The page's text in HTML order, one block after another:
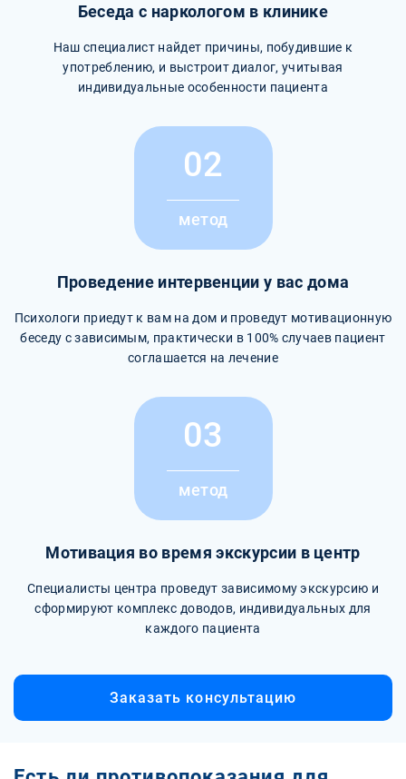
Беседа с наркологом в клинике
Наш специалист найдет причины, побудившие к
употреблению, и выстроит диалог, учитывая
индивидуальные особенности пациента
02
метод
Проведение интервенции у вас дома
Психологи приедут к вам на дом и проведут мотивационную
беседу с зависимым, практически в 100% случаев пациент
соглашается на лечение
03
метод
Мотивация во время экскурсии в центр
Специалисты центра проведут зависимому экскурсию и
сформируют комплекс доводов, индивидуальных для
каждого пациента
Заказать консультацию